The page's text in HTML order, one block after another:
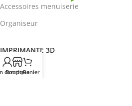
Accessoires menuiserie
Organiseur
IMPRIMANTE 3D
ROBOTIQUE
compte
BoutiquePanier